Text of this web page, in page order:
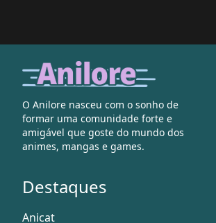
O Anilore nasceu com o sonho de
formar uma comunidade forte e
amigável que goste do mundo dos
animes, mangas e games.
Destaques
Anicat